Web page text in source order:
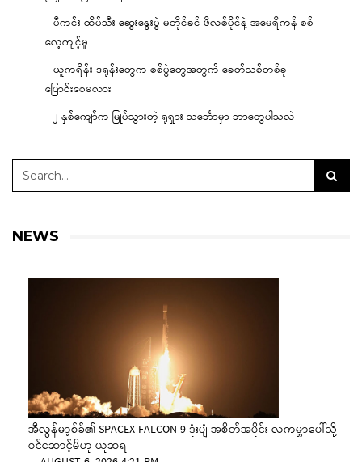
– ပီကင်း ထိပ်သီး ဆွေးနွေးပွဲ မတိုင်ခင် ဖိလစ်ပိုင်နဲ့ အမေရိကန် စစ်
လေ့ကျင့်မှု
– ယူကရိန်း ဒရုန်းတွေက စစ်ပွဲတွေအတွက် ခေတ်သစ်တစ်ခု
ပြောင်းစေမလား
– ၂ နှစ်ကျော်က မြုပ်သွားတဲ့ ရုရှား သင်္ဘောမှာ ဘာတွေပါသလဲ
NEWS
အီလွန်မာ့စ်ခ်၏ SPACEX FALCON 9 ဒုံးပျံ အစိတ်အပိုင်း လကမ္ဘာပေါ်သို့
ဝင်ဆောင့်မိဟု ယူဆရ